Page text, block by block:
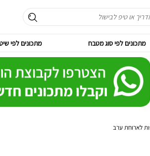
מתכונים לפי סוג מטבח מתכונים לפי
לארוחת ערב